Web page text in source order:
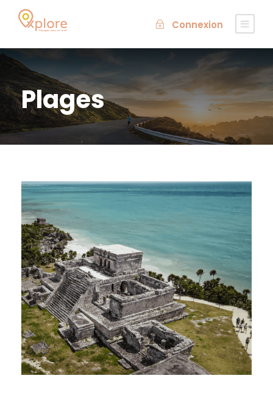
Connexion
Plages